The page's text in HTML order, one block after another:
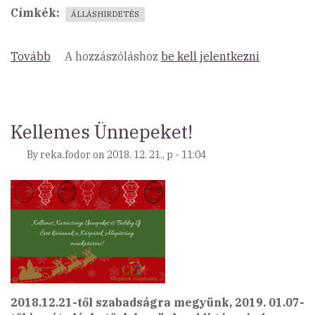
Címkék ÁLLÁSHIRDETÉS
Tovább (Munkatársat
pozícióra)
A hozzászóláshoz be kell jelentkezni
Kellemes Ünnepeket!
By reka.fodor on 2018. 12. 21., p - 11:04
2018.12.21-től szabadságra megyünk, 2019. 01.07-